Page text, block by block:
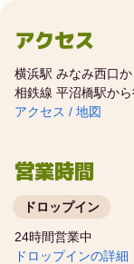
アクセス
横浜駅 みなみ西口
相鉄線 平沼橋駅か
アクセス / 地図
営業時間
ドロップイン
24時間営業中
ドロップインの詳細